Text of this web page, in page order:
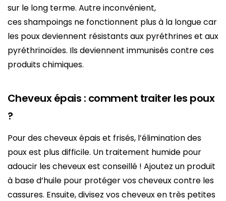
sur le long terme. Autre inconvénient,
ces shampoings ne fonctionnent plus à la longue car
les poux deviennent résistants aux pyréthrines et aux
pyréthrinoïdes. Ils deviennent immunisés contre ces
produits chimiques.
Cheveux épais : comment traiter les poux
?
Pour des cheveux épais et frisés, l’élimination des
poux est plus difficile. Un traitement humide pour
adoucir les cheveux est conseillé ! Ajoutez un produit
à base d’huile pour protéger vos cheveux contre les
cassures. Ensuite, divisez vos cheveux en très petites